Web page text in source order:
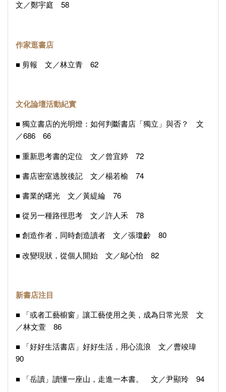
文／鄭宇庭 58
作家逛書店
■ 剪報 文／林立青 62
文化論壇活動紀實
■ 獨立書店的光明燈：如何判斷書店「獨立」與否？ 文
／686 66
■ 重新思考書的定位 文／曾宜婷 72
■ 書店密室逃脫後記 文／楊若榆 74
■ 書業的曙光 文／黃緹綸 76
■ 從另一種路徑思考 文／許人禾 78
■ 創造作者，同時創造讀者 文／張瓊齡 80
■ 改變現狀，從個人開始 文／鄔心怡 82
新書店注目
■ 「或者工藝櫥窗」讓工藝使用之美，成為日常光景 文
／林文萱 86
■ 「好好生活書店」好好生活，用心流浪 文／曹竣瑋
90
■ 「岳讀」讀懂一座山，走進一本書。 文／尹顯玲 94